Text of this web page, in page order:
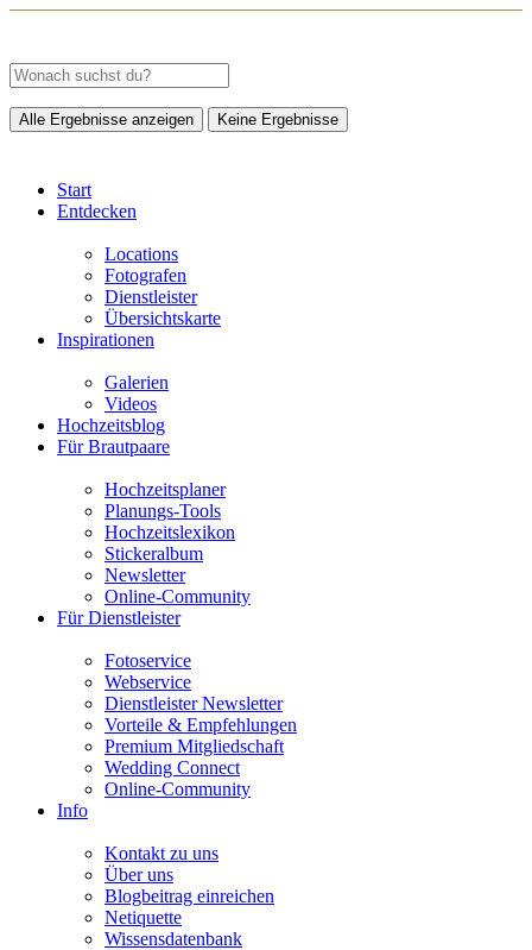
Alle Ergebnisse anzeigen Keine Ergebnisse
Start
Entdecken
Locations
Fotografen
Dienstleister
Übersichtskarte
Inspirationen
Galerien
Videos
Hochzeitsblog
Für Brautpaare
Hochzeitsplaner
Planungs-Tools
Hochzeitslexikon
Stickeralbum
Newsletter
Online-Community
Für Dienstleister
Fotoservice
Webservice
Dienstleister Newsletter
Vorteile & Empfehlungen
Premium Mitgliedschaft
Wedding Connect
Online-Community
Info
Kontakt zu uns
Über uns
Blogbeitrag einreichen
Netiquette
Wissensdatenbank